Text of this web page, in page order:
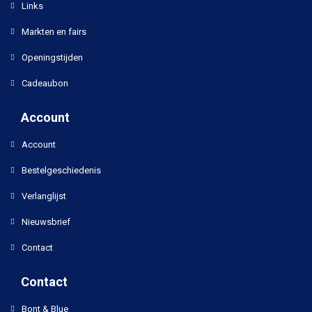
Links
Markten en fairs
Openingstijden
Cadeaubon
Account
Account
Bestelgeschiedenis
Verlanglijst
Nieuwsbrief
Contact
Contact
Bont & Blue